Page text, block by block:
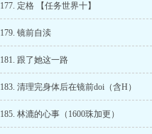
177. 定格 【任务世界十】
179. 镜前自渎
181. 跟了她这一路
183. 清理完身体后在镜前doi（含H）
185. 林漉的心事（1600珠加更）